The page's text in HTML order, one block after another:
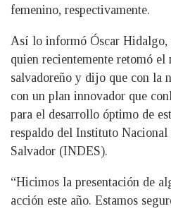
femenino, respectivamente.
Así lo informó Óscar Hidalgo,
quien recientemente retomó
salvadoreño y dijo que con la
con un plan innovador que
para el desarrollo óptimo de
respaldo del Instituto
Salvador (INDES).
“Hicimos la presentación de
acción este año. Estamos